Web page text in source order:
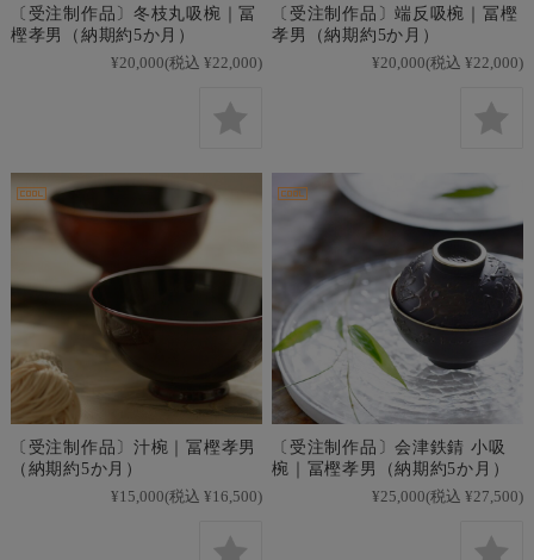
〔受注制作品〕冬枝丸吸椀｜冨
樫孝男（納期約5か月）
¥20,000(税込 ¥22,000)
〔受注制作品〕端反吸椀｜冨樫
孝男（納期約5か月）
¥20,000(税込 ¥22,000)
〔受注制作品〕汁椀｜冨樫孝男
（納期約5か月）
¥15,000(税込 ¥16,500)
〔受注制作品〕会津鉄錆 小吸
椀｜冨樫孝男（納期約5か月）
¥25,000(税込 ¥27,500)